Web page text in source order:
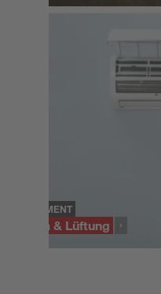
SORTIMENT
Klima & Lüftung